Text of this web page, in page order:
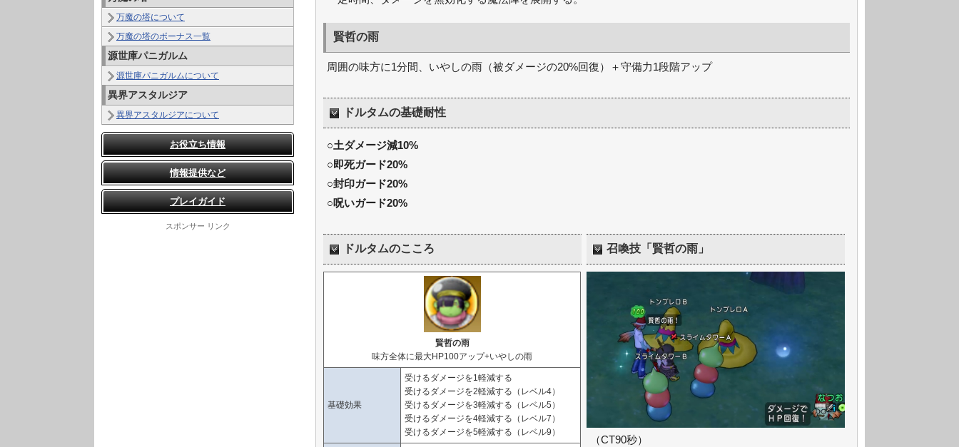
賢哲の雨
周囲の味方に1分間、いやしの雨（被ダメージの20%回復）＋守備力1段階アップ
ドルタムの基礎耐性
○土ダメージ減10%
○即死ガード20%
○封印ガード20%
○呪いガード20%
ドルタムのこころ
賢哲の雨
味方全体に最大HP100アップ+いやしの雨
基礎効果
受けるダメージを1軽減する
受けるダメージを2軽減する（レベル4）
受けるダメージを3軽減する（レベル5）
受けるダメージを4軽減する（レベル7）
受けるダメージを5軽減する（レベル9）
召喚技「賢哲の雨」
（CT90秒）
万魔の塔について
万魔の塔のボーナス一覧
源世庫パニガルム
源世庫パニガルムについて
異界アスタルジア
異界アスタルジアについて
お役立ち情報
情報提供など
プレイガイド
スポンサー リンク